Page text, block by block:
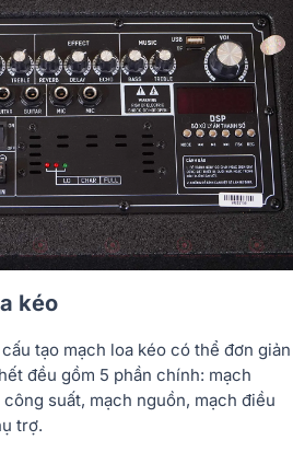
kéo
cấu tạo mạch loa kéo có thể đơn giản
đều gồm 5 phần chính: mạch
công suất, mạch nguồn, mạch điều
trợ.